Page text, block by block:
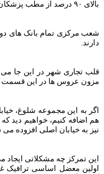
بالای ۹۰ درصد از مطب پزشکان، داروخانه ها، آزمایشگاه ها، فیزیوتراپی و مراکز سونوگرافی و رادیولوژی شهر در این محدوده واقع شده است.
شعب مرکزی تمام بانک های
دارند.
مزون عروس ها در این قسمت
اگر به این مجموعه شلوغ،
هم اضافه کنیم، خواهیم دید
نیز به خیابان اصلی افزوده
این تمرکز چه مشکلاتی ایجاد
اولین معضل اساسی ترافیک